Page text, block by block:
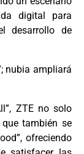
digital para
desarrollo de
nubia ampliará
ZTE no solo
también se
ofreciendo